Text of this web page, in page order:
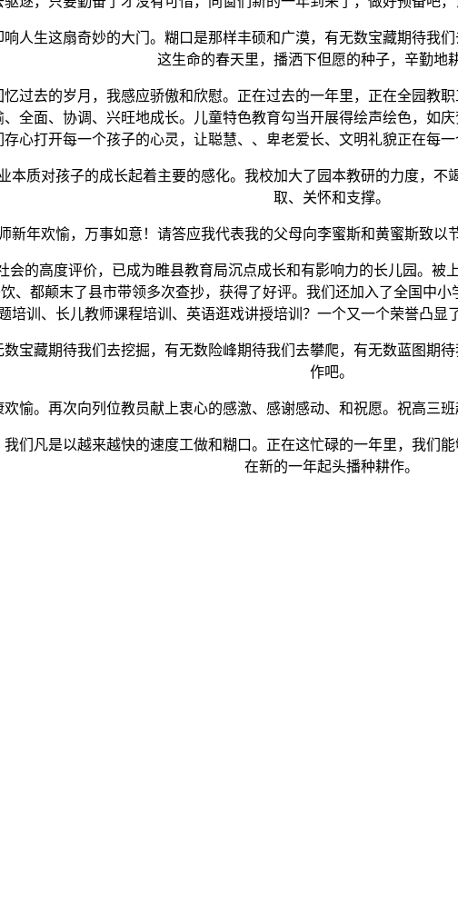
生这扇奇妙的大门。糊口是那样丰硕和广漠，有无数宝藏期待我
这生命的春天里，播洒下但愿的种子，辛勤地
去的岁月，我感应骄傲和欣慰。正在过去的一年里，正在全园教
全面、协调、兴旺地成长。儿童特色教育勾当开展得绘声绘色，如
存心打开每一个孩子的心灵，让聪慧、、卑老爱长、文明礼貌正在每
质对孩子的成长起着主要的感化。我校加大了园本教研的力度，不
取、关怀和支撑。
欢愉，万事如意！请答应我代表我的父母向李蜜斯和黄蜜斯致以
高度评价，已成为睢县教育局沉点成长和有影响力的长儿园。被
、都颠末了县市带领多次查抄，获得了好评。我们还加入了全国中
培训、长儿教师课程培训、英语逛戏讲授培训？一个又一个荣誉凸显
藏期待我们去挖掘，有无数险峰期待我们去攀爬，有无数蓝图期
作吧。
。再次向列位教员献上衷心的感激、感谢感动、和祝愿。祝高三班
凡是以越来越快的速度工做和糊口。正在这忙碌的一年里，我们
在新的一年起头播种耕作。